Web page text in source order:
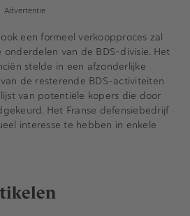
Advertentie
een formeel verkoopproces zal
van de BDS-divisie. Het
stelde in een afzonderlijke
de resterende BDS-activiteiten
van potentiële kopers die door
Het Franse defensiebedrijf
interesse te hebben in enkele